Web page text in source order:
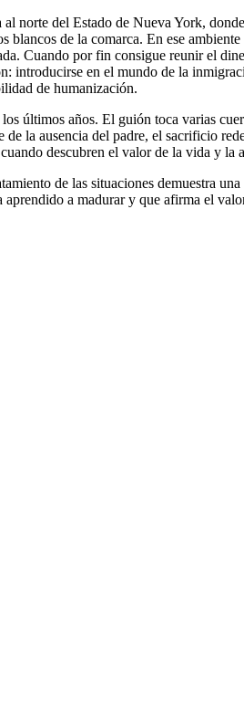
norte del Estado de Nueva York,
de la comarca. En ese
Cuando por fin consigue reunir el
introducirse en el mundo de la
de humanización.
últimos años. El guión toca varias
la ausencia del padre, el sacrificio
descubren el valor de la vida y la
de las situaciones demuestra
a madurar y que afirma el